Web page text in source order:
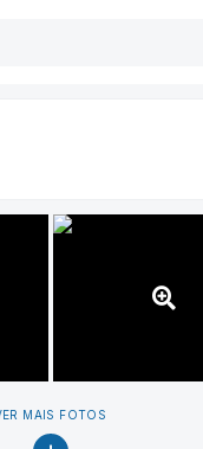
MAIS FOTOS